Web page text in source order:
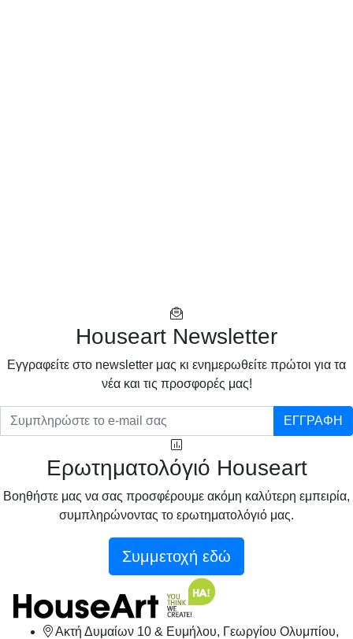
Houseart Newsletter
Eγγραφείτε στο newsletter μας κι ενημερωθείτε πρώτοι για τα
νέα και τις προσφορές μας!
ΕΓΓΡΑΦΗ
Ερωτηματολόγιό Houseart
Βοηθήστε μας να σας προσφέρουμε ακόμη καλύτερη εμπειρία,
συμπληρώνοντας το ερωτηματολόγιό μας.
Συμμετοχή εδώ
Ακτή Δυμαίων 10 & Ευμήλου, Γεωργίου Ολυμπίου,